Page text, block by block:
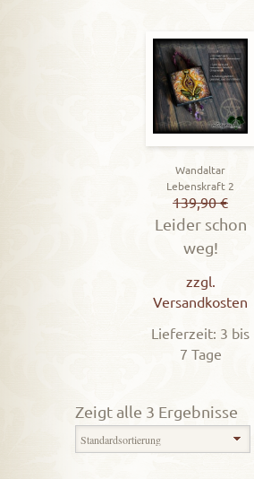
Wandaltar
Lebenskraft 2
139,90€
Leider schon
weg!
zzgl.
Versandkosten
Lieferzeit: 3 bis
7 Tage
Zeigt alle 3 Ergebnisse